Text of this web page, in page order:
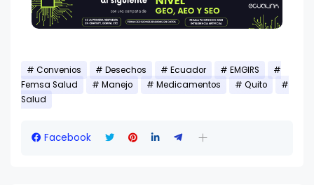
Convenios Desechos Ecuador
EMGIRS
Femsa Salud
Manejo Medicamentos
Quito
Salud
Facebook